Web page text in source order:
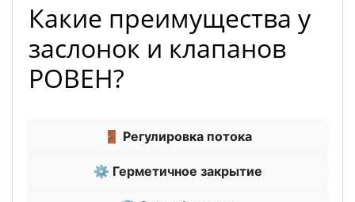
Какие преимущества у
заслонок и клапанов
РОВЕН?
🚪 Регулировка потока
⚙ Герметичное закрытие